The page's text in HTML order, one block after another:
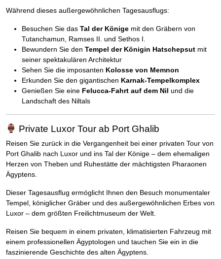
Während dieses außergewöhnlichen Tagesausflugs:
Besuchen Sie das Tal der Könige mit den Gräbern von
Tutanchamun, Ramses II. und Sethos I.
Bewundern Sie den Tempel der Königin Hatschepsut mit
seiner spektakulären Architektur
Sehen Sie die imposanten Kolosse von Memnon
Erkunden Sie den gigantischen Karnak-Tempelkomplex
Genießen Sie eine Felucca-Fahrt auf dem Nil und die
Landschaft des Niltals
Private Luxor Tour ab Port Ghalib
Reisen Sie zurück in die Vergangenheit bei einer privaten Tour von
Port Ghalib nach Luxor und ins Tal der Könige – dem ehemaligen
Herzen von Theben und Ruhestätte der mächtigsten Pharaonen
Ägyptens.
Dieser Tagesausflug ermöglicht Ihnen den Besuch monumentaler
Tempel, königlicher Gräber und des außergewöhnlichen Erbes von
Luxor – dem größten Freilichtmuseum der Welt.
Reisen Sie bequem in einem privaten, klimatisierten Fahrzeug mit
einem professionellen Ägyptologen und tauchen Sie ein in die
faszinierende Geschichte des alten Ägyptens.